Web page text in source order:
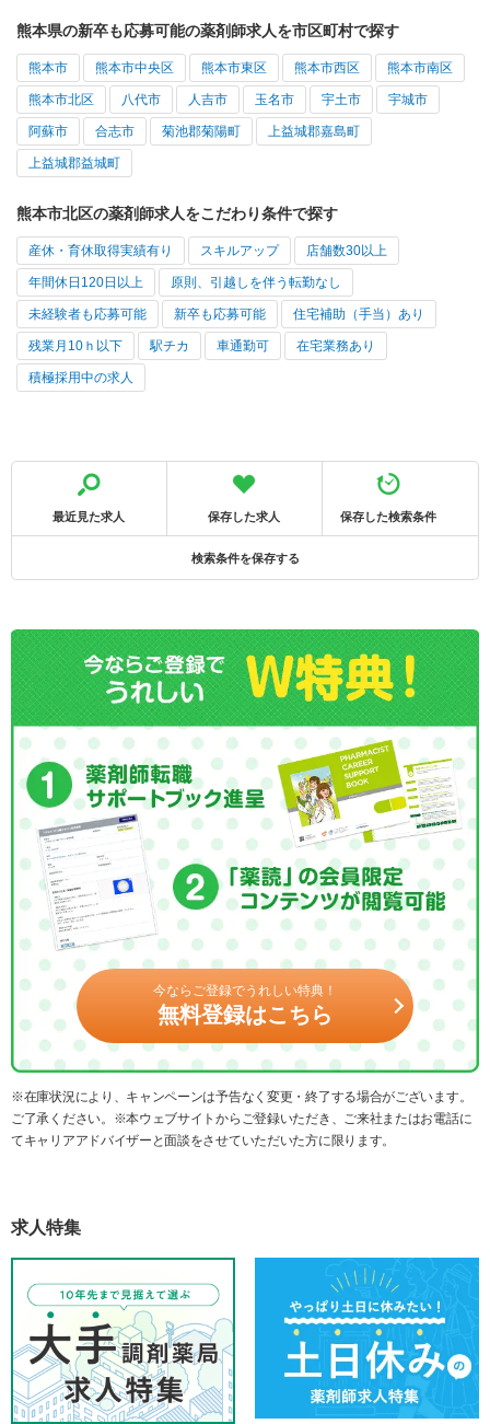
熊本県の新卒も応募可能の薬剤師求人を市区町村で探す
熊本市 熊本市中央区 熊本市東区 熊本市西区 熊本市南区
熊本市北区 八代市 人吉市 玉名市 宇土市 宇城市
阿蘇市 合志市 菊池郡菊陽町 上益城郡嘉島町
上益城郡益城町
熊本市北区の薬剤師求人をこだわり条件で探す
産休・育休取得実績有り スキルアップ 店舗数30以上
年間休日120日以上 原則、引越しを伴う転勤なし
未経験者も応募可能 新卒も応募可能 住宅補助（手当）あり
残業月10ｈ以下 駅チカ 車通勤可 在宅業務あり
積極採用中の求人
最近見た求人 保存した求人 保存した検索条件
検索条件を保存する
今ならご登録でうれしい特典！
無料登録はこちら
※在庫状況により、キャンペーンは予告なく変更・終了する場合がございます。
ご了承ください。※本ウェブサイトからご登録いただき、ご来社またはお電話に
てキャリアアドバイザーと面談をさせていただいた方に限ります。
求人特集